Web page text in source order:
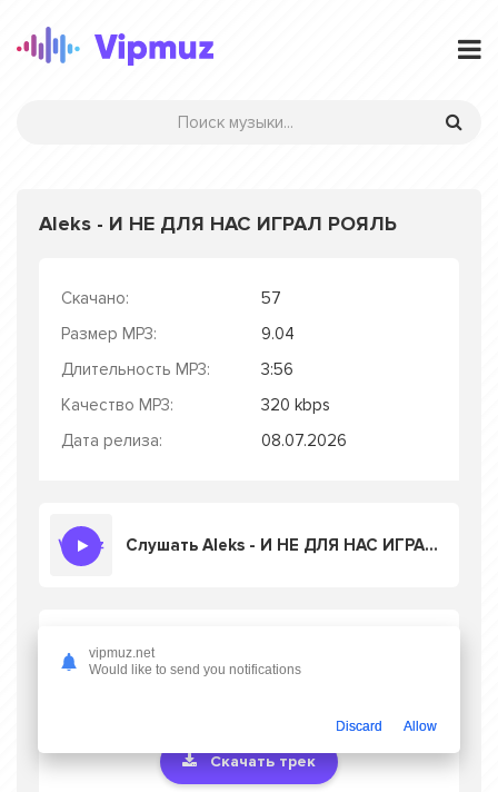
Aleks - И НЕ ДЛЯ НАС ИГРАЛ РОЯЛЬ
Скачано:
57
Размер MP3:
9.04
Длительность MP3:
3:56
Качество MP3:
320 kbps
Дата релиза:
08.07.2026
Слушать Aleks - И НЕ ДЛЯ НАС ИГРАЛ РОЯЛЬ
ИГРАЛ РОЯЛЬ в mp3 или слушать онлайн
Скачать трек
vipmuz.net
Would like to send you notifications
Discard Allow